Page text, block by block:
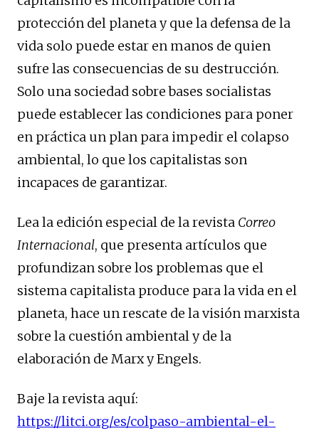
protección del planeta y que la defensa de la
vida solo puede estar en manos de quien
sufre las consecuencias de su destrucción.
Solo una sociedad sobre bases socialistas
puede establecer las condiciones para poner
en práctica un plan para impedir el colapso
ambiental, lo que los capitalistas son
incapaces de garantizar.
Lea la edición especial de la revista Correo
Internacional, que presenta artículos que
profundizan sobre los problemas que el
sistema capitalista produce para la vida en el
planeta, hace un rescate de la visión marxista
sobre la cuestión ambiental y de la
elaboración de Marx y Engels.
Baje la revista aquí:
https://litci.org/es/colpaso-ambiental-el-